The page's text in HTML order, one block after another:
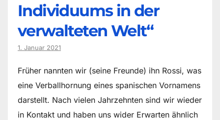
Individuums in der
verwalteten Welt“
1. Januar 2021
Früher nannten wir (seine Freunde) ihn Rossi, was
eine Verballhornung eines spanischen Vornamens
darstellt. Nach vielen Jahrzehnten sind wir wieder
in Kontakt und haben uns wider Erwarten ähnlich